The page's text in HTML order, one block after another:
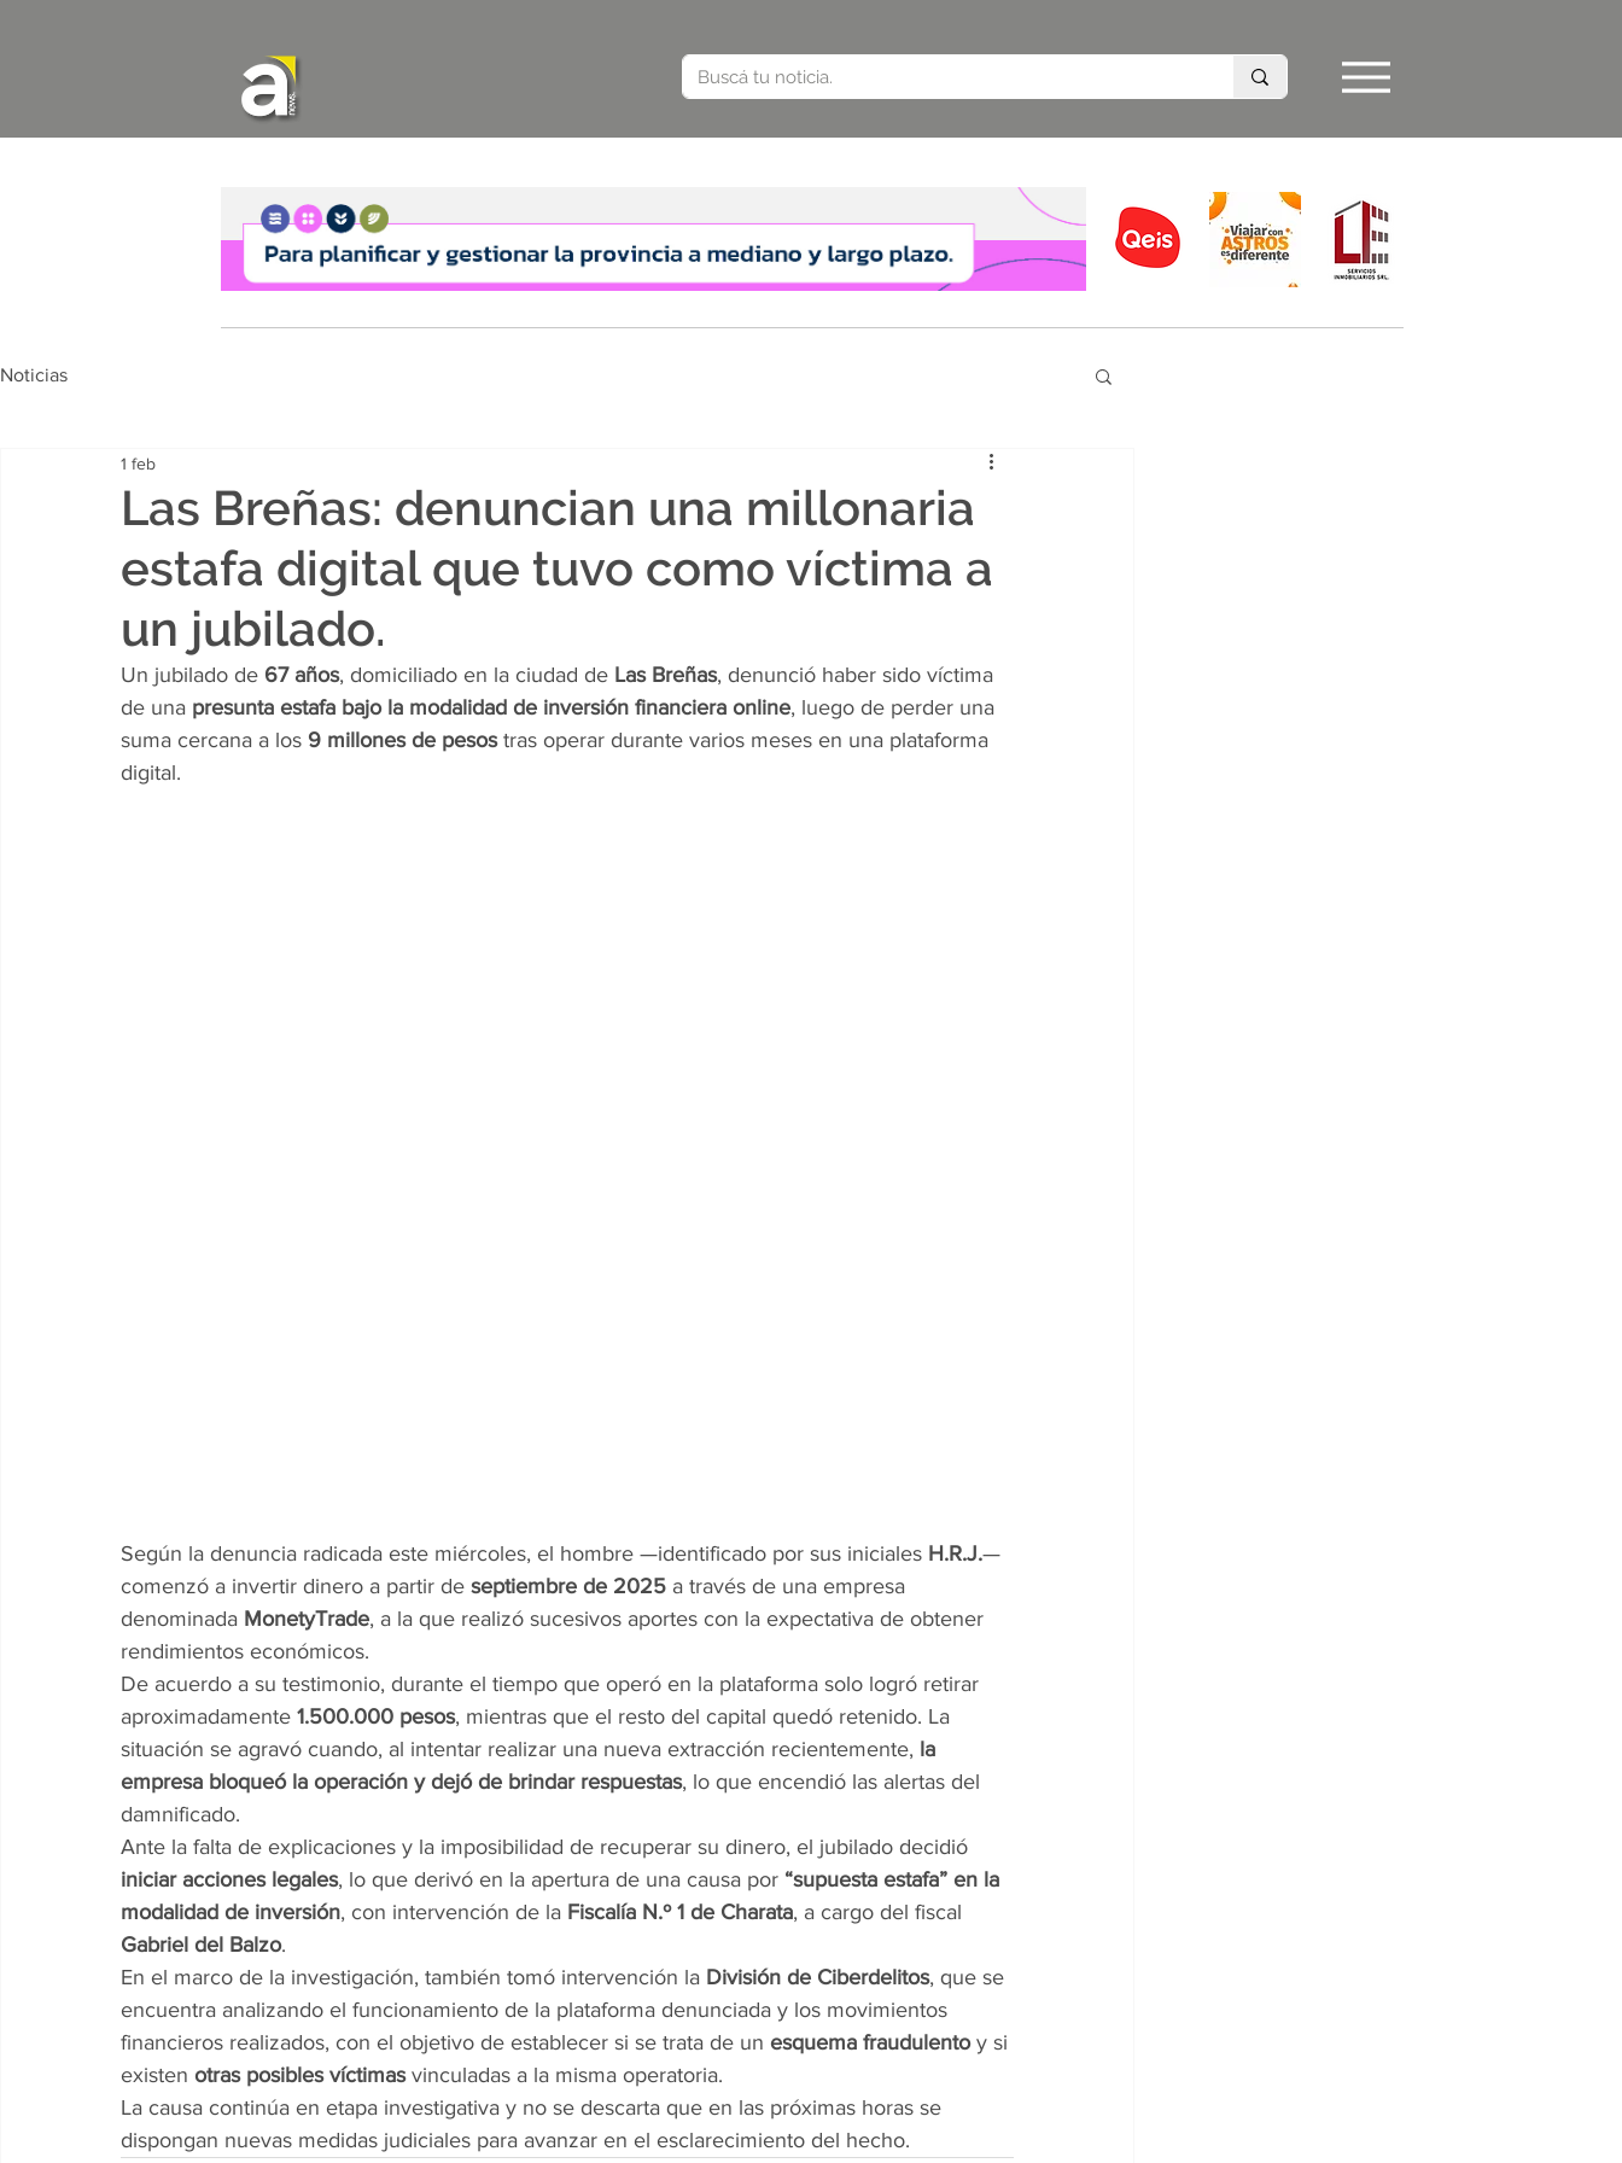
Noticias
Las Breñas: denuncian una millonaria
estafa digital que tuvo como víctima a
un jubilado.
1 feb
Un jubilado de 67 años, domiciliado en la ciudad de Las Breñas, denunció haber sido víctima
de una presunta estafa bajo la modalidad de inversión financiera online, luego de perder una
suma cercana a los 9 millones de pesos tras operar durante varios meses en una plataforma
digital.
Según la denuncia radicada este miércoles, el hombre —identificado por sus iniciales H.R.J.—
comenzó a invertir dinero a partir de septiembre de 2025 a través de una empresa
denominada MonetyTrade, a la que realizó sucesivos aportes con la expectativa de obtener
rendimientos económicos.
De acuerdo a su testimonio, durante el tiempo que operó en la plataforma solo logró retirar
aproximadamente 1.500.000 pesos, mientras que el resto del capital quedó retenido. La
situación se agravó cuando, al intentar realizar una nueva extracción recientemente, la
empresa bloqueó la operación y dejó de brindar respuestas, lo que encendió las alertas del
damnificado.
Ante la falta de explicaciones y la imposibilidad de recuperar su dinero, el jubilado decidió
iniciar acciones legales, lo que derivó en la apertura de una causa por “supuesta estafa” en la
modalidad de inversión, con intervención de la Fiscalía N.º 1 de Charata, a cargo del fiscal
Gabriel del Balzo.
En el marco de la investigación, también tomó intervención la División de Ciberdelitos, que se
encuentra analizando el funcionamiento de la plataforma denunciada y los movimientos
financieros realizados, con el objetivo de establecer si se trata de un esquema fraudulento y si
existen otras posibles víctimas vinculadas a la misma operatoria.
La causa continúa en etapa investigativa y no se descarta que en las próximas horas se
dispongan nuevas medidas judiciales para avanzar en el esclarecimiento del hecho.